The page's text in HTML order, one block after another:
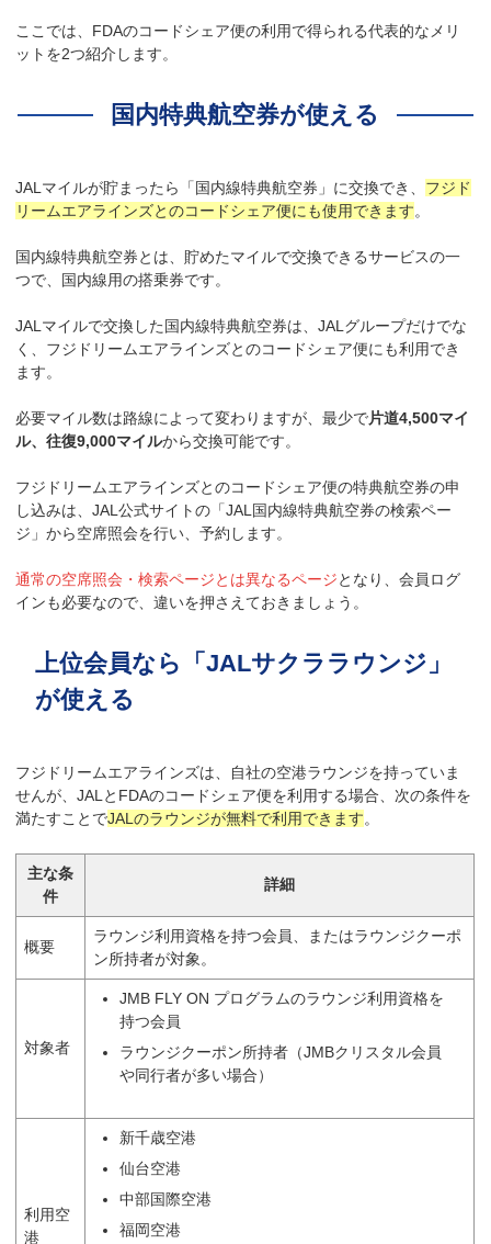
ここでは、FDAのコードシェア便の利用で得られる代表的なメリ
ットを2つ紹介します。
国内特典航空券が使える
JALマイルが貯まったら「国内線特典航空券」に交換でき、 フジド
リームエアラインズとのコードシェア便にも使用できます。
国内線特典航空券とは、貯めたマイルで交換できるサービスの一
つで、国内線用の搭乗券です。
JALマイルで交換した国内線特典航空券は、JALグループだけでな
く、フジドリームエアラインズとのコードシェア便にも利用でき
ます。
必要マイル数は路線によって変わりますが、最少で片道4,500マイ
ル、往復9,000マイルから交換可能です。
フジドリームエアラインズとのコードシェア便の特典航空券の申
し込みは、JAL公式サイトの「JAL国内線特典航空券の検索ペー
ジ」から空席照会を行い、予約します。
通常の空席照会・検索ページとは異なるページとなり、会員ログ
インも必要なので、違いを押さえておきましょう。
上位会員なら「JALサクララウンジ」
が使える
フジドリームエアラインズは、自社の空港ラウンジを持っていま
せんが、JALとFDAのコードシェア便を利用する場合、次の条件を
満たすことでJALのラウンジが無料で利用できます。
主な条
件
詳細
概要
ラウンジ利用資格を持つ会員、またはラウンジクーポ
ン所持者が対象。
対象者
JMB FLY ON プログラムのラウンジ利用資格を
持つ会員
ラウンジクーポン所持者（JMBクリスタル会員
や同行者が多い場合）
利用空
港
新千歳空港
仙台空港
中部国際空港
福岡空港